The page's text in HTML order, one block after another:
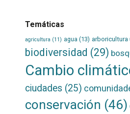
Temáticas
agricultura (11) agua (13) arboricultura
biodiversidad (29)
Cambio
ciudades (25)
conservación (46)